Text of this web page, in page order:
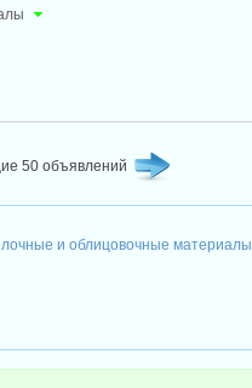
50 объявлений
и облицовочные материалы